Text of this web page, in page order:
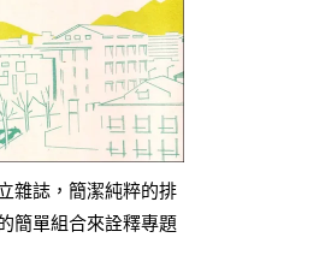
雜誌，簡潔純粹的排
簡單組合來詮釋專題